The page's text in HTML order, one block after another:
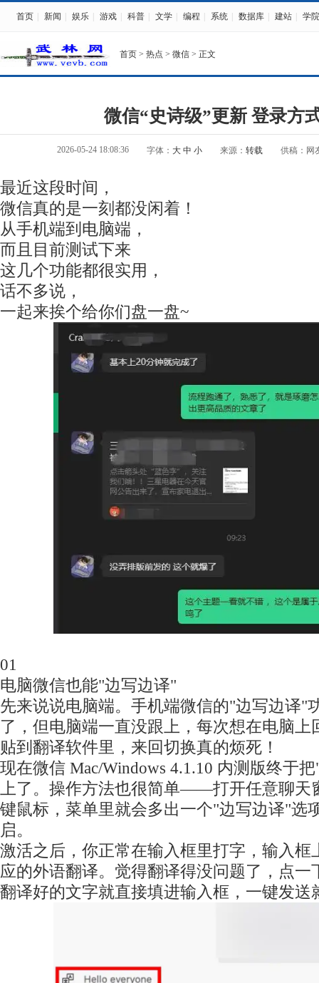
首页 新闻 娱乐 游戏 科普 文学 编程 系统 数据库 建站 学院
首页 > 热点 > 微信 > 正文
微信“史诗级”更新 登录方
2026-05-24 18:08:36 字体： 大 中 小 来源： 转载 供稿：网
最近这段时间，
微信真的是一刻都没闲着！
从手机端到电脑端，
而且目前测试下来
这几个功能都很实用，
话不多说，
一起来挨个给你们盘一盘~
01
电脑微信也能"边写边译"
先来说说电脑端。手机端微信的"边写边译"
了，但电脑端一直没跟上，每次想在电脑上
贴到翻译软件里，来回切换真的烦死！
现在微信 Mac/Windows 4.1.10 内测版终于
上了。操作方法也很简单——打开任意聊天
键鼠标，菜单里就会多出一个"边写边译"选
启。
激活之后，你正常在输入框里打字，输入框
应的外语翻译。觉得翻译得没问题了，点一
翻译好的文字就直接填进输入框，一键发送